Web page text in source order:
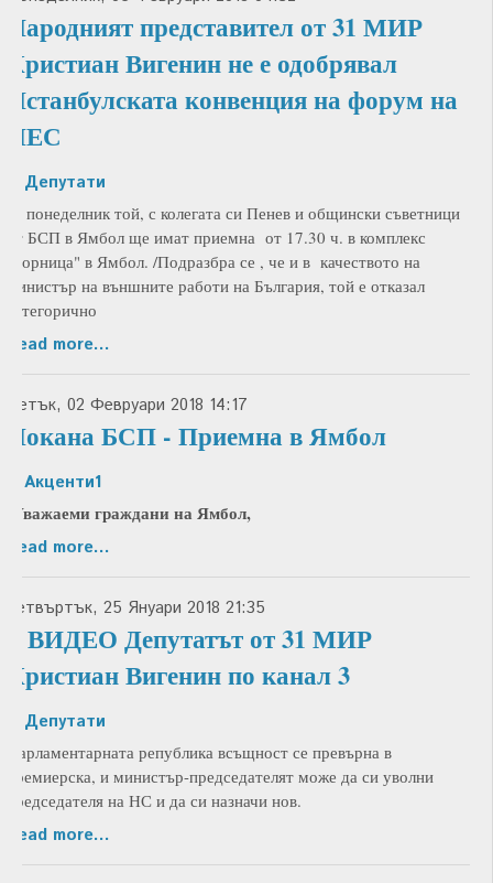
Народният представител от 31 МИР
Кристиан Вигенин не е одобрявал
Истанбулската конвенция на форум на
ПЕС
Депутати
/В понеделник той, с колегата си Пенев и общински съветници
от БСП в Ямбол ще имат приемна от 17.30 ч. в комплекс
"Зорница" в Ямбол. /Подразбра се , че и в качеството на
министър на външните работи на България, той е отказал
категорично
Read more...
Петък, 02 Февруари 2018 14:17
Покана БСП - Приемна в Ямбол
Акценти1
Уважаеми граждани на Ямбол,
Read more...
Четвъртък, 25 Януари 2018 21:35
+ ВИДЕО Депутатът от 31 МИР
Кристиан Вигенин по канал 3
Депутати
Парламентарната република всъщност се превърна в
премиерска, и министър-председателят може да си уволни
председателя на НС и да си назначи нов.
Read more...